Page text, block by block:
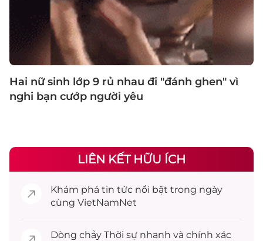
Hai nữ sinh lớp 9 rủ nhau đi "đánh ghen" vì
nghi bạn cướp người yêu
LIÊN KẾT HỮU ÍCH
Khám phá tin tức nổi bật trong ngày
cùng VietNamNet
Dòng chảy Thời sự nhanh và chính xác